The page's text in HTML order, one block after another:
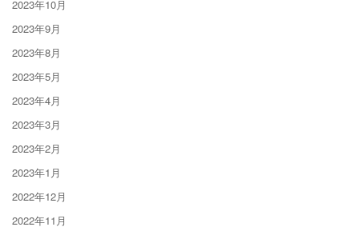
2023年10月
2023年9月
2023年8月
2023年5月
2023年4月
2023年3月
2023年2月
2023年1月
2022年12月
2022年11月